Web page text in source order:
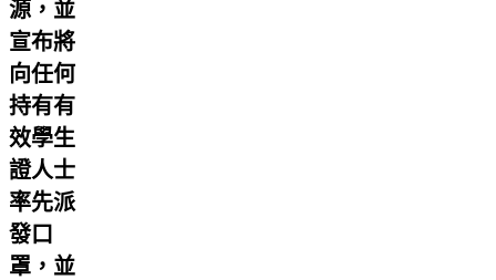
源，並
宣布將
向任何
持有有
效學生
證人士
率先派
發口
罩，並